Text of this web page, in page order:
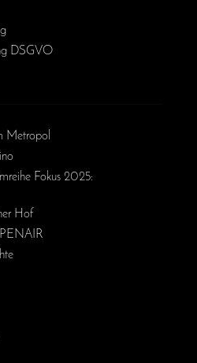
DSGVO
Metropol
Fokus 2025:
Hof